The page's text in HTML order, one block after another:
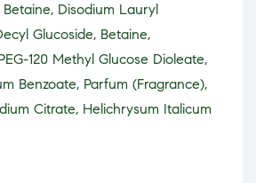
Disodium Lauryl
Glucoside, Betaine,
120 Methyl Glucose Dioleate,
Benzoate, Parfum (Fragrance),
Citrate, Helichrysum Italicum